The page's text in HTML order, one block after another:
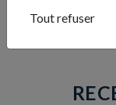
Tout refuser